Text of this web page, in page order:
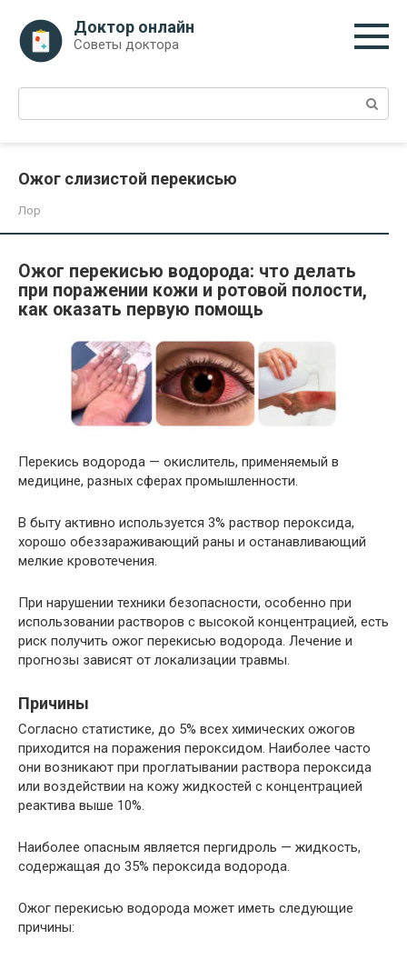
контенту
Доктор онлайн
Советы доктора
Поиск:
Ожог слизистой перекисью
Лор
Ожог перекисью водорода: что делать
при поражении кожи и ротовой полости,
как оказать первую помощь
Перекись водорода — окислитель, применяемый в
медицине, разных сферах промышленности.
В быту активно используется 3% раствор пероксида,
хорошо обеззараживающий раны и останавливающий
мелкие кровотечения.
При нарушении техники безопасности, особенно при
использовании растворов с высокой концентрацией, есть
риск получить ожог перекисью водорода. Лечение и
прогнозы зависят от локализации травмы.
Причины
Согласно статистике, до 5% всех химических ожогов
приходится на поражения пероксидом. Наиболее часто
они возникают при проглатывании раствора пероксида
или воздействии на кожу жидкостей с концентрацией
реактива выше 10%.
Наиболее опасным является пергидроль — жидкость,
содержащая до 35% пероксида водорода.
Ожог перекисью водорода может иметь следующие
причины: